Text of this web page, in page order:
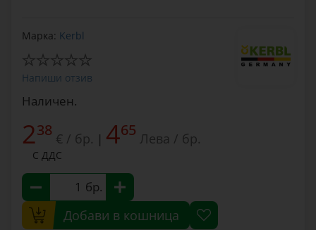
Марка: Kerbl
Напиши отзив
Наличен.
238 € / бр. | 465 Лева / бр.
С ДДС
бр.
Добави в кошница